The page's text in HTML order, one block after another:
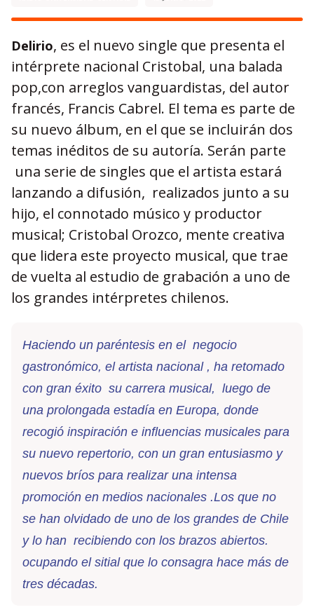
Delirio, es el nuevo single que presenta el
intérprete nacional Cristobal, una balada
pop,con arreglos vanguardistas, del autor
francés, Francis Cabrel. El tema es parte de
su nuevo álbum, en el que se incluirán dos
temas inéditos de su autoría. Serán parte
una serie de singles que el artista estará
lanzando a difusión, realizados junto a su
hijo, el connotado músico y productor
musical; Cristobal Orozco, mente creativa
que lidera este proyecto musical, que trae
de vuelta al estudio de grabación a uno de
los grandes intérpretes chilenos.
Haciendo un paréntesis en el negocio
gastronómico, el artista nacional , ha retomado
con gran éxito su carrera musical, luego de
una prolongada estadía en Europa, donde
recogió inspiración e influencias musicales para
su nuevo repertorio, con un gran entusiasmo y
nuevos bríos para realizar una intensa
promoción en medios nacionales .Los que no
se han olvidado de uno de los grandes de Chile
y lo han recibiendo con los brazos abiertos.
ocupando el sitial que lo consagra hace más de
tres décadas.